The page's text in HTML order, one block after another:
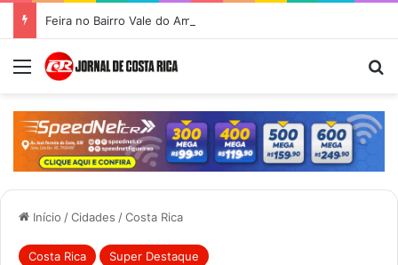
Menu
Início /Cidades /Costa Rica
Costa Rica Super Destaque